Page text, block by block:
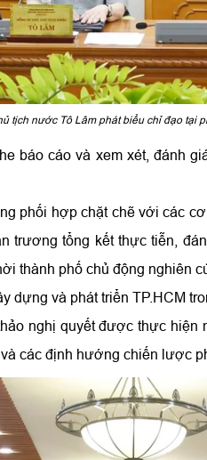
tịch nước Tô Lâm phát biểu chỉ đạo tại
báo cáo và xem xét, đánh
phối hợp chặt chẽ với các
trương tổng kết thực tiễn,
thành phố chủ động nghiên
dựng và phát triển TP.HCM
nghị quyết được thực hiện
các định hướng chiến lược